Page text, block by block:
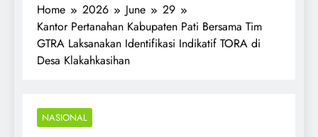
Home 2026 June
29
Kantor Pertanahan Kabupaten Pati Bersama Tim
GTRA Laksanakan Identifikasi Indikatif TORA di
Desa Klakahkasihan
NASIONAL